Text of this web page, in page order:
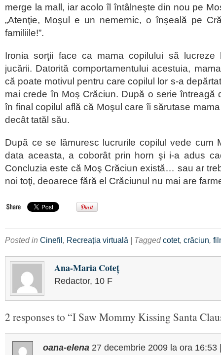
merge la mall, iar acolo îl întâlneşte din nou pe
„Atenţie, Moşul e un nemernic, o înşeală pe
familiile!”.
Ironia sorţii face ca mama copilului să
jucării. Datorită comportamentului acestuia,
că poate motivul pentru care copilul lor s-a
mai crede în Moş Crăciun. După o serie întreagă
în final copilul află că Moşul care îi sărutase
decât tatăl său.
După ce se lămuresc lucrurile copilul vede cum
data aceasta, a coborât prin horn şi i-a adus
Concluzia este că Moş Crăciun există… sau ar
noi toţi, deoarece fără el Crăciunul nu mai are
Posted in Cinefil, Recreația virtuală | Taggedcotet, crăciun,
Ana-Maria Coteţ
Redactor, 10 F
2 responses to “I Saw Mommy Kissing Santa
oana-elena 27 decembrie 2009 la ora 16:53